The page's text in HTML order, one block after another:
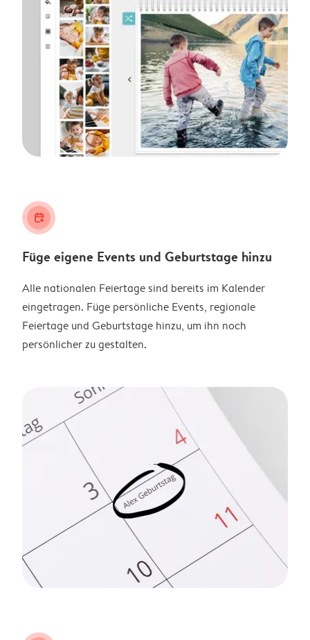
calendar_plus
Füge eigene Events und Geburtstage hinzu
Alle nationalen Feiertage sind bereits im Kalender
eingetragen. Füge persönliche Events, regionale
Feiertage und Geburtstage hinzu, um ihn noch
persönlicher zu gestalten.